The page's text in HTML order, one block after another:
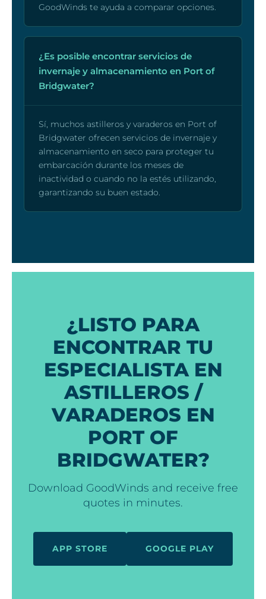
GoodWinds te ayuda a comparar opciones.
¿Es posible encontrar servicios de
invernaje y almacenamiento en Port of
Bridgwater?
Sí, muchos astilleros y varaderos en Port of
Bridgwater ofrecen servicios de invernaje y
almacenamiento en seco para proteger tu
embarcación durante los meses de
inactividad o cuando no la estés utilizando,
garantizando su buen estado.
¿LISTO PARA
ENCONTRAR TU
ESPECIALISTA EN
ASTILLEROS /
VARADEROS EN
PORT OF
BRIDGWATER?
Download GoodWinds and receive free
quotes in minutes.
APP STORE GOOGLE PLAY